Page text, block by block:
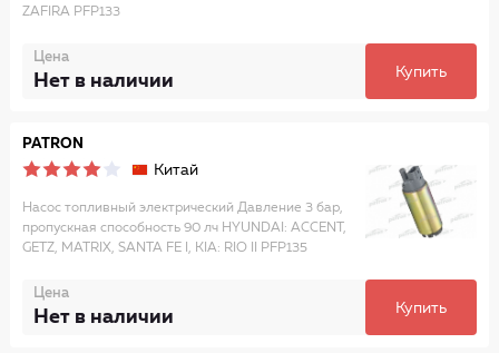
ZAFIRA PFP133
Цена
Нет в наличии Купить
PATRON
Китай
Насос топливный электрический Давление 3 бар,
пропускная способность 90 лч HYUNDAI: ACCENT,
GETZ, MATRIX, SANTA FE I, KIA: RIO II PFP135
Цена
Нет в наличии Купить